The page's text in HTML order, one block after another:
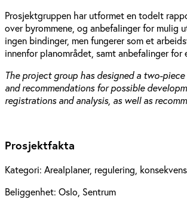
Prosjektgruppen har utformet en todelt
over byrommene, og anbefalinger for
ingen bindinger, men fungerer som et
innenfor planområdet, samt anbefalinger
The project group has designed a two-
and recommendations for possible
registrations and analysis, as well as
Prosjektfakta
Kategori: Arealplaner, regulering,
Beliggenhet: Oslo, Sentrum